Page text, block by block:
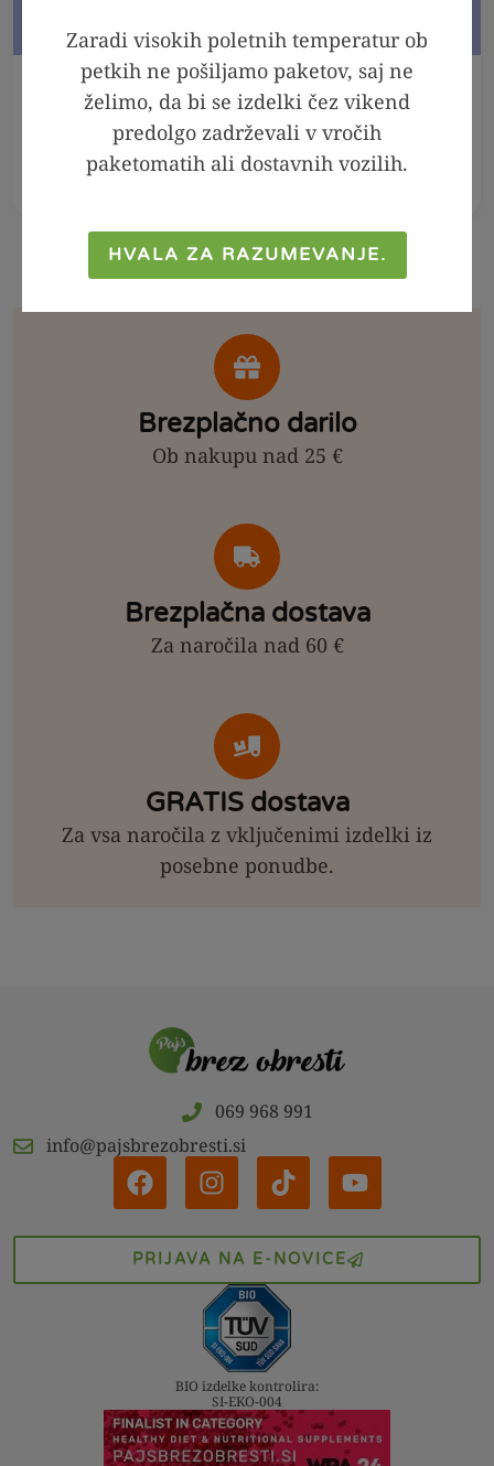
Meta - melisa sirup,
250ml
2,99
Arašidov namaz 100
% - Crunchy, 300g
Brezplačno darilo
Ob nakupu nad 25 €
Brezplačna dostava
Za naročila nad 60 €
GRATIS dostava
Za vsa naročila z vključenimi izdelki iz
posebne ponudbe.
069 968 991
info@pajsbrezobresti.si
PRIJAVA NA E-NOVICE
BIO izdelke kontrolira:
SI-EKO-004
Zaradi visokih poletnih temperatur ob
petkih ne pošiljamo paketov, saj ne
želimo, da bi se izdelki čez vikend
predolgo zadrževali v vročih
paketomatih ali dostavnih vozilih.
HVALA ZA RAZUMEVANJE.